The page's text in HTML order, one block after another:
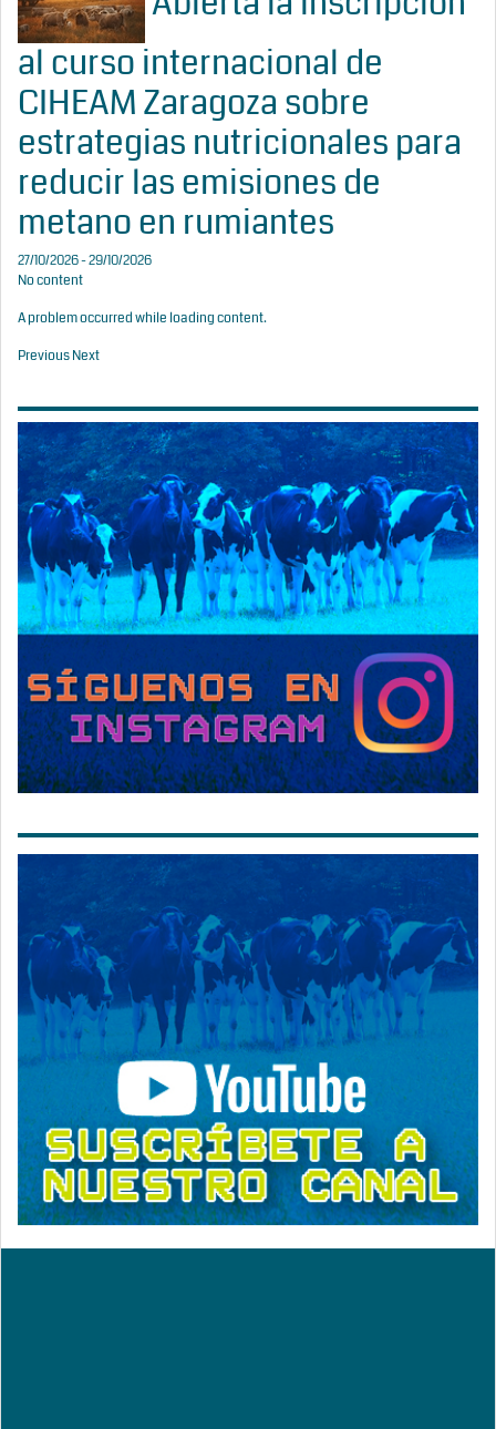
al curso internacional de
CIHEAM Zaragoza sobre
estrategias nutricionales para
reducir las emisiones de
metano en rumiantes
27/10/2026 - 29/10/2026
No content
A problem occurred while loading content.
PreviousNext